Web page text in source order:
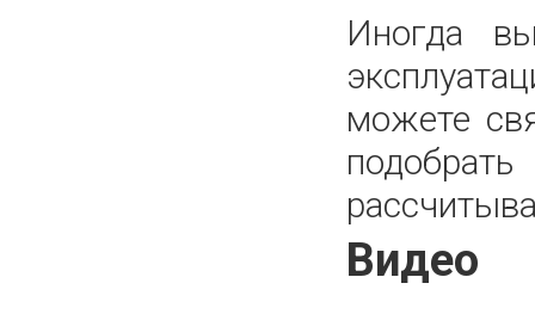
Иногда
можете
Видео